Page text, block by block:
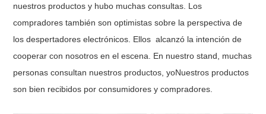
nuestros productos y hubo muchas consultas. Los
compradores también son optimistas sobre la perspectiva de
los despertadores electrónicos. Ellos alcanzó la intención de
cooperar con nosotros en elescena. En nuestro stand, muchas
personas consultan nuestros productos, yoNuestros productos
son bien recibidos por consumidores y compradores.